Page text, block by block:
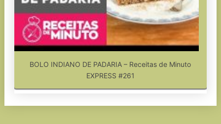
BOLO INDIANO DE PADARIA – Receitas de Minuto
EXPRESS #261